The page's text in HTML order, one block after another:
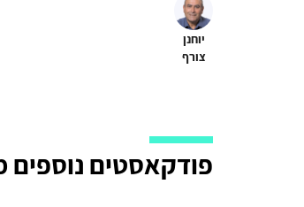
יוחנן
צורף
פודקאסטים נוספים